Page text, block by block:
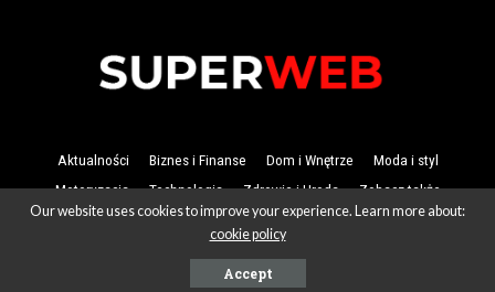
Aktualności Biznes i Finanse Dom i Wnętrze
Moda i styl
Motoryzacja
Technologia Zdrowie i Uroda Zobacz także
Superweb
Our website uses cookies to improve your experience. Learn more about:
cookie policy
Accept